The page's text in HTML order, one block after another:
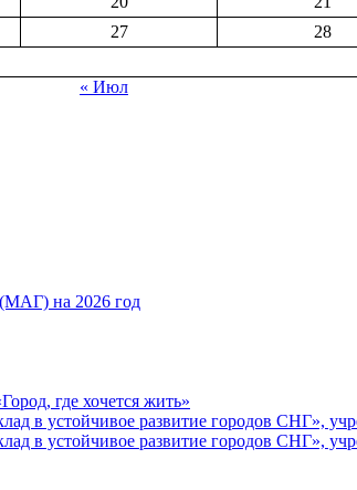
27 28
« Июл
на 2026 год
где хочется жить»
в устойчивое развитие городов СНГ»,
в устойчивое развитие городов СНГ»,